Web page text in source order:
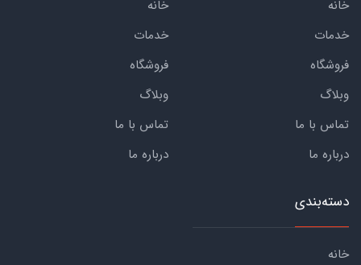
خانه
خدمات
فروشگاه
وبلاگ
تماس با ما
درباره ما
خانه
خدمات
فروشگاه
وبلاگ
تماس با ما
درباره ما
دسته‌بندی
خانه